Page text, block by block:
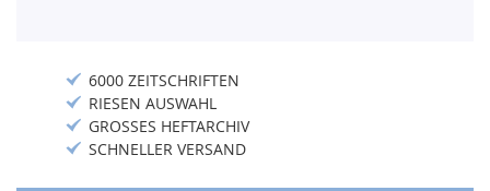
6000 ZEITSCHRIFTEN
RIESEN AUSWAHL
GROSSES HEFTARCHIV
SCHNELLER VERSAND